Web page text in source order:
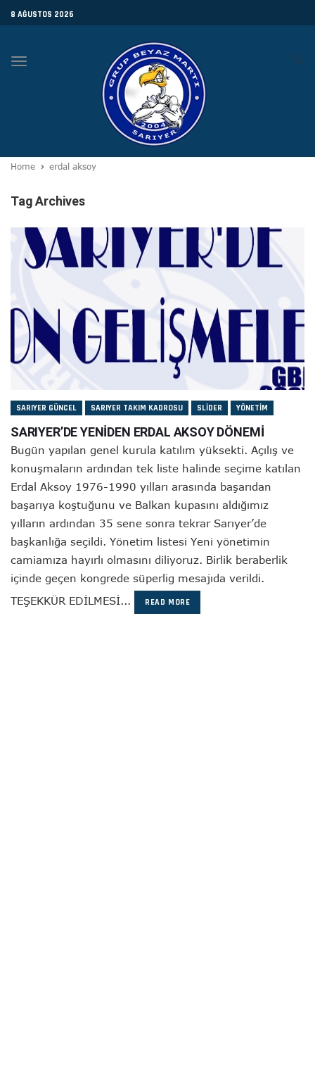
8 AĞUSTOS 2026
Toggle
Home erdal aksoy
Tag Archives
SARIYER GÜNCEL SARIYER TAKIM KADROSU SLIDER YÖNETIM
SARIYER’DE YENİDEN ERDAL AKSOY DÖNEMİ
Bugün yapılan genel kurula katılım yüksekti. Açılış ve
konuşmaların ardından tek liste halinde seçime katılan
Erdal Aksoy 1976-1990 yılları arasında başarıdan
başarıya koştuğunu ve Balkan kupasını aldığımız
yılların ardından 35 sene sonra tekrar Sarıyer’de
başkanlığa seçildi. Yönetim listesi Yeni yönetimin
camiamıza hayırlı olmasını diliyoruz. Birlik beraberlik
içinde geçen kongrede süperlig mesajıda verildi.
TEŞEKKÜR EDİLMESİ...
READ MORE